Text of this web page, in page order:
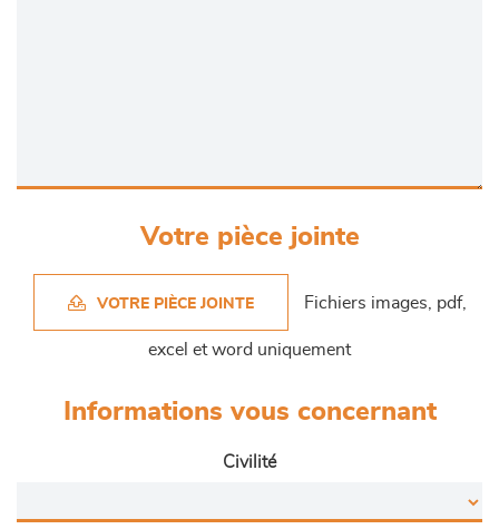
Votre pièce jointe
VOTRE PIÈCE JOINTE Fichiers images, pdf,
excel et word uniquement
Informations vous concernant
Civilité